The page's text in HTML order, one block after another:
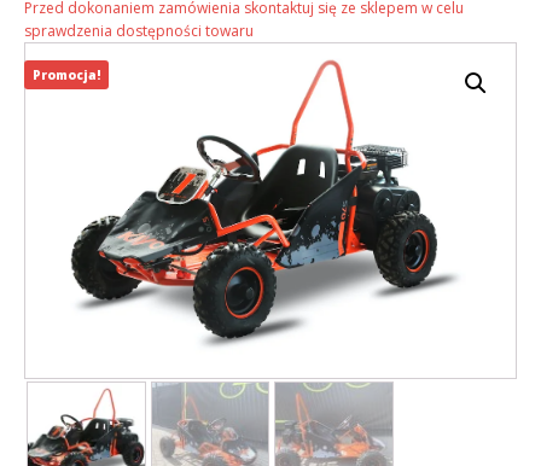
Przed dokonaniem zamówienia skontaktuj się ze sklepem w celu
sprawdzenia dostępności towaru
Promocja!